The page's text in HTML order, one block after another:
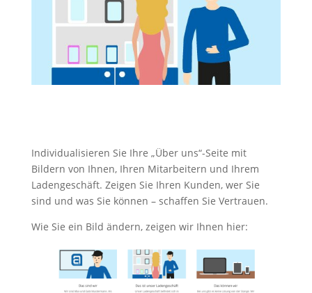
Individualisieren Sie Ihre „Über uns“-Seite mit
Bildern von Ihnen, Ihren Mitarbeitern und Ihrem
Ladengeschäft. Zeigen Sie Ihren Kunden, wer Sie
sind und was Sie können – schaffen Sie Vertrauen.
Wie Sie ein Bild ändern, zeigen wir Ihnen hier: